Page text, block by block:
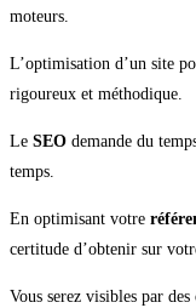
moteurs.
L’optimisation d’un site
rigoureux et méthodique.
Le SEO demande du
temps.
En optimisant votre
certitude d’obtenir sur
Vous serez visibles par